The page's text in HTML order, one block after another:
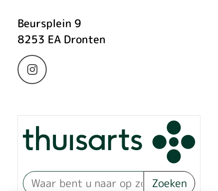
Beursplein 9
8253 EA Dronten
Bezoek
Instagram
pagina
Zoeken